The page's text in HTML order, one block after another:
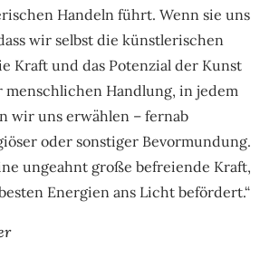
Handeln führt. Wenn sie uns
wir selbst die künstlerischen
Kraft und das Potenzial der Kunst
menschlichen Handlung, in jedem
wir uns erwählen – fernab
oder sonstiger Bevormundung.
ungeahnt große befreiende Kraft,
Energien ans Licht befördert.“